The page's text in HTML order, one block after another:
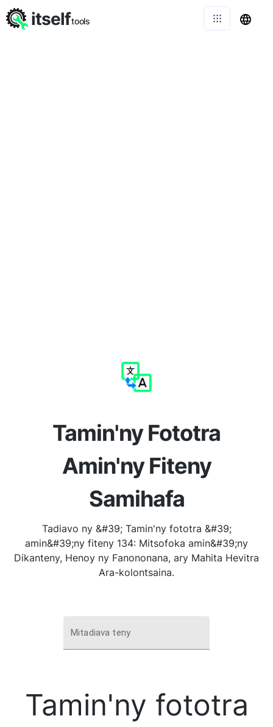
Tamin'ny Fototra
Amin'ny Fiteny
Samihafa
Tadiavo ny &#39; Tamin'ny fototra &#39;
amin&#39;ny fiteny 134: Mitsofoka amin&#39;ny
Dikanteny, Henoy ny Fanononana, ary Mahita Hevitra
Ara-kolontsaina.
Mitadiava teny
Tamin'ny fototra
itselftools